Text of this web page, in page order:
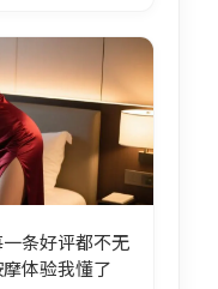
条好评都不无
体验我懂了